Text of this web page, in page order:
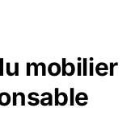
mobilier